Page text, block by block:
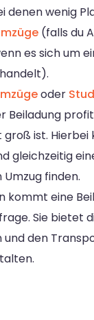
denen wenig
(falls du
es sich um
oder
Beiladung
ist. Hierbei
gleichzeitig
Umzug finden.
kommt eine
Sie bietet
und den